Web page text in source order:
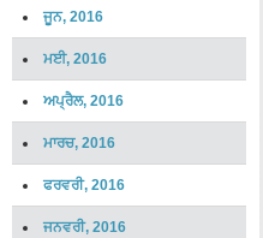
ਜੂਨ, 2016
ਮਈ, 2016
ਅਪ੍ਰੈਲ, 2016
ਮਾਰਚ, 2016
ਫਰਵਰੀ, 2016
ਜਨਵਰੀ, 2016